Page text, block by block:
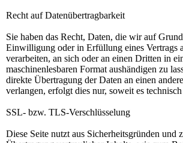
Recht auf Datenübertragbarkeit
Sie haben das Recht, Daten, die wir auf
Einwilligung oder in Erfüllung eines Vertrags
verarbeiten, an sich oder an einen Dritten in
maschinenlesbaren Format aushändigen zu
direkte Übertragung der Daten an einen
verlangen, erfolgt dies nur, soweit es
SSL- bzw. TLS-Verschlüsselung
Diese Seite nutzt aus Sicherheitsgründen und